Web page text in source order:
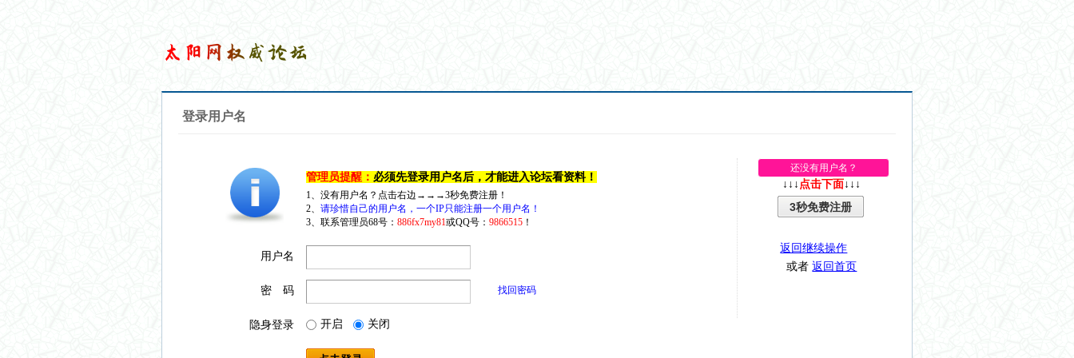
登录用户名
管理员提醒： 必须先登录用户名后，才能进入论坛看资料！
1、没有用户名？点击右边→→→3秒免费注册！
2、 请珍惜自己的用户名，一个IP只能注册一个用户名！
3、联系管理员68号： 886fx7my81或QQ号： 9866515！
用户名
密 码 找回密码
隐身登录 开启 关闭
还没有用户名？
↓↓↓ 点击下面 ↓↓↓
3秒免费注册
返回继续操作
或者返回首页